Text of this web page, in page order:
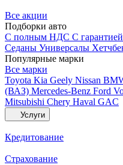
Все акции
Подборки авто
С полным НДС С гарантией
Седаны Универсалы
Популярные марки
Все марки
Toyota Kia Geely Nissan
(ВАЗ) Mercedes-Benz Ford
Mitsubishi Chery Haval GAC
Услуги
Кредитование
Страхование